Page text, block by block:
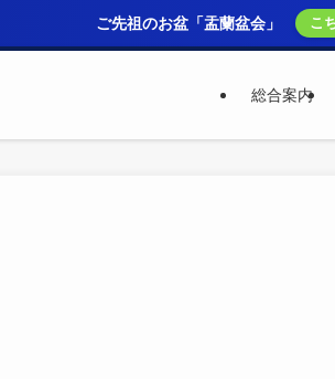
ご先祖のお盆「盂蘭盆会」 こ
総合案内